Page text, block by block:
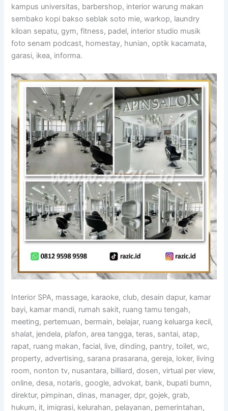
kampus universitas, barbershop, interior warung makan
sembako kopi bakso seblak soto mie, warkop, laundry
kiloan sepatu, gym, fitness, padel, interior studio musik
foto senam podcast, homestay, hunian, optik kacamata,
garasi, ikea, informa.
Interior SPA, massage, karaoke, club, desain dapur, kamar
bayi, kamar mandi, rumah sakit, ruang tamu tengah,
meeting, pertemuan, bermain, belajar, ruang keluarga kecil,
shalat, jendela, plafon, area tangga, teras, santai, atap,
rapat, ruang makan, facial, live, dinding, pantry, toilet, wc,
property, advertising, sarana prasarana, gereja, loker, living
room, nonton tv, nusantara, billiard, dosen, virtual per view,
online, desa, notaris, google, advokat, bank, bupati bumn,
direktur, pimpinan, dinas, manager, dpr, gojek, grab,
hukum, it, imigrasi, kelurahan, pelayanan, pemerintahan,